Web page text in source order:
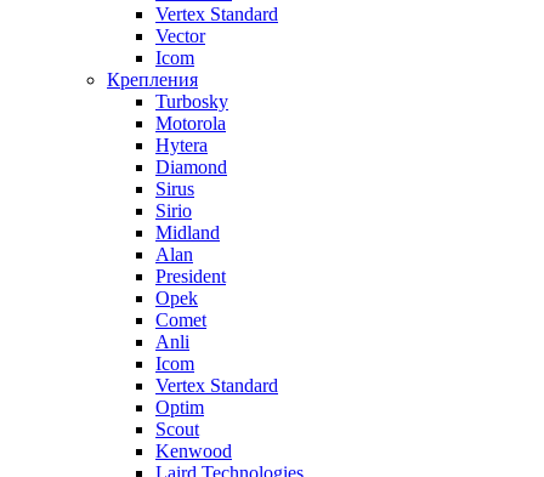
Vertex Standard
Vector
Icom
Крепления
Turbosky
Motorola
Hytera
Diamond
Sirus
Sirio
Midland
Alan
President
Opek
Comet
Anli
Icom
Vertex Standard
Optim
Scout
Kenwood
Laird Technologies